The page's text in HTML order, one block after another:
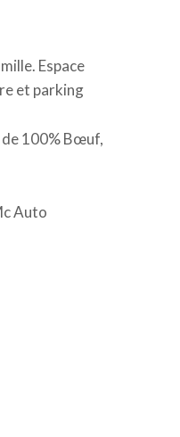
Espace
et parking
de 100% Bœuf,
Auto